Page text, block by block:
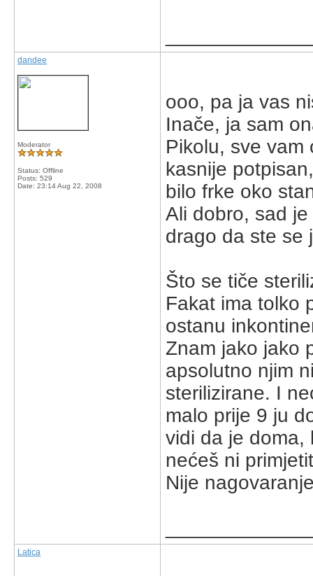
dandee
Moderator
Status: Offline
Posts: 529
Date: 23:14 Aug 22, 2008
ooo, pa ja vas
Inače, ja sam
Pikolu, sve vam
kasnije
bilo frke oko
Ali dobro, sad
drago da ste se
Što se tiče
Fakat ima tolko
ostanu
Znam jako jako
apsolutno njim
sterilizirane. I
malo prije 9 ju
vidi da je doma,
nećeš ni
Nije
Latica